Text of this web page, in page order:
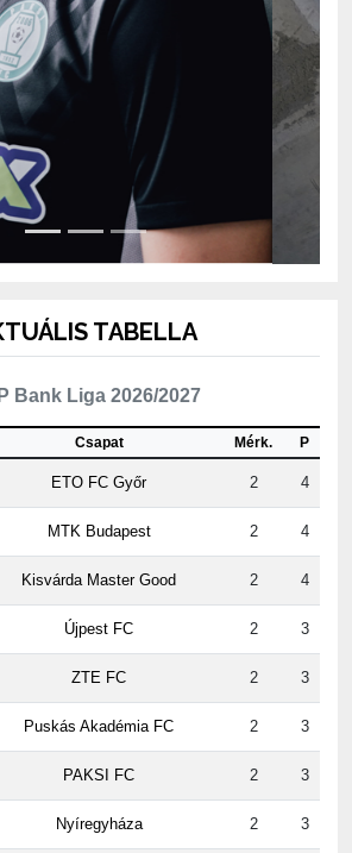
Bank Liga 2026/2027
Csapat
ETO FC Győr 2 4
MTK Budapest 2 4
Kisvárda Master Good 2 4
Újpest FC 2 3
ZTE FC 2 3
Puskás Akadémia FC 2 3
PAKSI FC 2 3
Nyíregyháza 2 3
Kispest-Honvéd 2 2